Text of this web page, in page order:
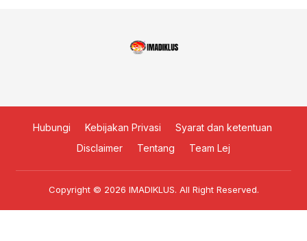
Hubungi Kebijakan Privasi
Syarat dan ketentuan
Disclaimer
Tentang Team Lej
Copyright © 2026 IMADIKLUS. All Right Reserved.